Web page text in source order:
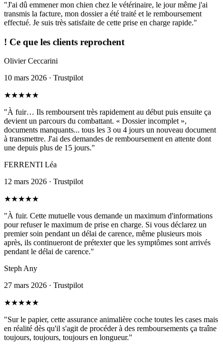
"J'ai dû emmener mon chien chez le vétérinaire, le jour même j'ai
transmis la facture, mon dossier a été traité et le remboursement
effectué. Je suis très satisfaite de cette prise en charge rapide."
! Ce que les clients reprochent
Olivier Ceccarini
10 mars 2026 · Trustpilot
★★★★★
"À fuir… Ils remboursent très rapidement au début puis ensuite ça
devient un parcours du combattant. « Dossier incomplet »,
documents manquants... tous les 3 ou 4 jours un nouveau document
à transmettre. J'ai des demandes de remboursement en attente dont
une depuis plus de 15 jours."
FERRENTI Léa
12 mars 2026 · Trustpilot
★★★★★
"À fuir. Cette mutuelle vous demande un maximum d'informations
pour refuser le maximum de prise en charge. Si vous déclarez un
premier soin pendant un délai de carence, même plusieurs mois
après, ils continueront de prétexter que les symptômes sont arrivés
pendant le délai de carence."
Steph Any
27 mars 2026 · Trustpilot
★★★★★
"Sur le papier, cette assurance animalière coche toutes les cases mais
en réalité dès qu'il s'agit de procéder à des remboursements ça traîne
toujours, toujours, toujours en longueur."